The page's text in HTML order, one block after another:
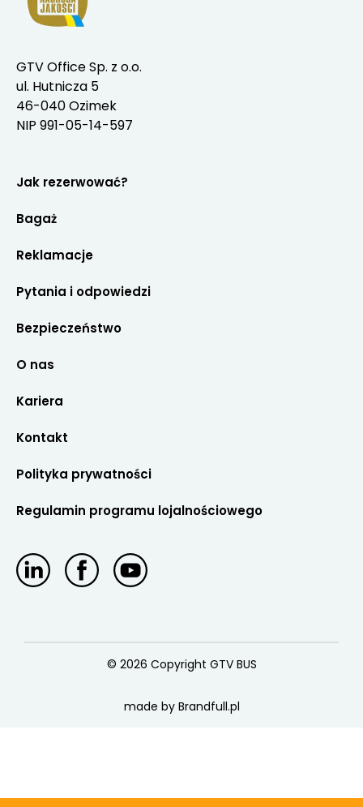
GTV Office Sp. z o.o.
ul. Hutnicza 5
46-040 Ozimek
NIP 991-05-14-597
Jak rezerwować?
Bagaż
Reklamacje
Pytania i odpowiedzi
Bezpieczeństwo
O nas
Kariera
Kontakt
Polityka prywatności
Regulamin programu lojalnościowego
© 2026 Copyright GTV BUS
made by Brandfull.pl